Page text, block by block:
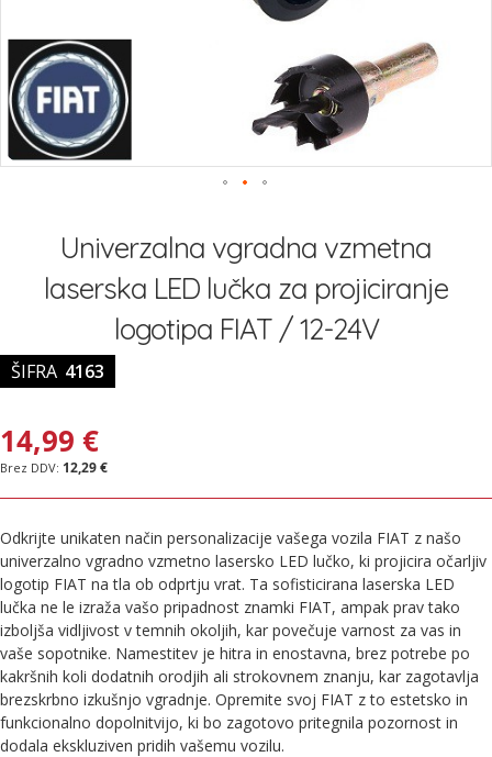
galerije
Univerzalna vgradna vzmetna
laserska LED lučka za projiciranje
logotipa FIAT / 12-24V
ŠIFRA 4163
14,99 €
12,29 €
Odkrijte unikaten način personalizacije vašega vozila FIAT z našo
univerzalno vgradno vzmetno lasersko LED lučko, ki projicira očarljiv
logotip FIAT na tla ob odprtju vrat. Ta sofisticirana laserska LED
lučka ne le izraža vašo pripadnost znamki FIAT, ampak prav tako
izboljša vidljivost v temnih okoljih, kar povečuje varnost za vas in
vaše sopotnike. Namestitev je hitra in enostavna, brez potrebe po
kakršnih koli dodatnih orodjih ali strokovnem znanju, kar zagotavlja
brezskrbno izkušnjo vgradnje. Opremite svoj FIAT z to estetsko in
funkcionalno dopolnitvijo, ki bo zagotovo pritegnila pozornost in
dodala ekskluziven pridih vašemu vozilu.